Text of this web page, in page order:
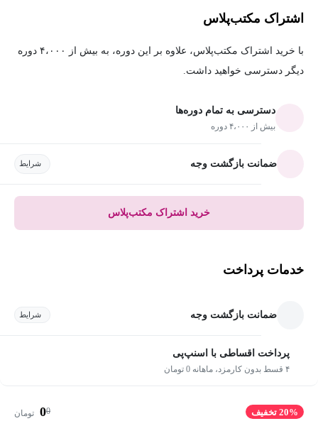
اشتراک مکتب‌پلاس
با خرید اشتراک مکتب‌پلاس، علاوه بر این دوره، به بیش از ۴،۰۰۰ دوره
دیگر دسترسی خواهید داشت.
دسترسی به تمام دوره‌ها
بیش از ۴،۰۰۰ دوره
ضمانت بازگشت وجه شرایط
خرید اشتراک مکتب‌پلاس
خدمات پرداخت
ضمانت بازگشت وجه شرایط
پرداخت اقساطی با اسنپ‌پی
۴ قسط بدون کارمزد، ماهانه 0 تومان
20% تخفیف 0
0 تومان